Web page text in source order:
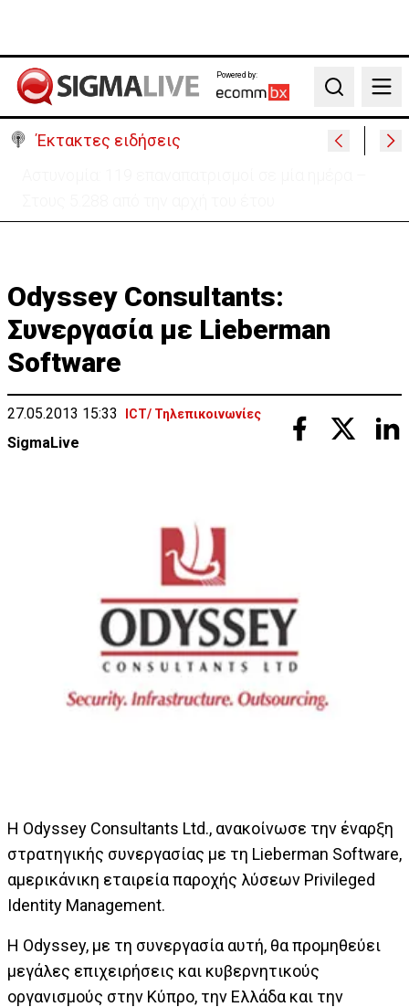
Powered by:
Search
Έκτακτες ειδήσεις
Odyssey Consultants:
Συνεργασία με Lieberman
Software
27.05.2013 15:33 ICT/ Τηλεπικοινωνίες
SigmaLive
Η Odyssey Consultants Ltd., ανακοίνωσε την έναρξη
στρατηγικής συνεργασίας με τη Lieberman Software,
αμερικάνικη εταιρεία παροχής λύσεων Privileged
Identity Management.
Η Odyssey, με τη συνεργασία αυτή, θα προμηθεύει
μεγάλες επιχειρήσεις και κυβερνητικούς
οργανισμούς στην Κύπρο, την Ελλάδα και την